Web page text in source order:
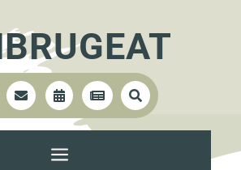
   
a